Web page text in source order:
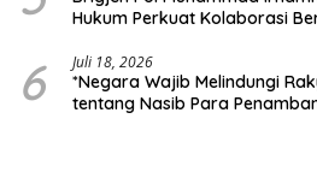
Hukum Perkuat Kolaborasi
6 Juli 18, 2026
*Negara Wajib Melindungi
tentang Nasib Para